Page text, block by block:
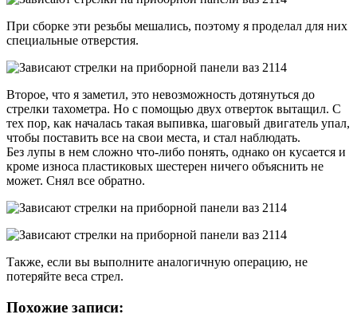
При сборке эти резьбы мешались, поэтому я проделал для них
специальные отверстия.
Второе, что я заметил, это невозможность дотянуться до
стрелки тахометра. Но с помощью двух отверток вытащил. С
тех пор, как началась такая выпивка, шаговый двигатель упал,
чтобы поставить все на свои места, и стал наблюдать.
Без лупы в нем сложно что-либо понять, однако он кусается и
кроме износа пластиковых шестерен ничего объяснить не
может. Снял все обратно.
Также, если вы выполните аналогичную операцию, не
потеряйте веса стрел.
Похожие записи: